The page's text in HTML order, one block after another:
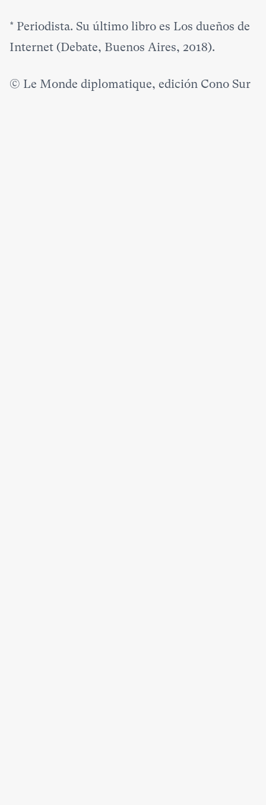
* Periodista. Su último libro es Los dueños de
Internet (Debate, Buenos Aires, 2018).
© Le Monde diplomatique, edición Cono Sur